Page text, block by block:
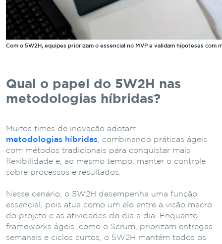
Com o 5W2H, equipes priorizam o essencial no MVP e validam hipóteses com
Qual o papel do 5W2H nas
metodologias híbridas?
Muitos times de inovação adotam
metodologias híbridas , combinando práticas ágeis
com métodos tradicionais para conquistar mais
flexibilidade e, ao mesmo tempo, manter o controle
sobre processos e resultados.
Nesse cenário, o 5W2H desempenha uma função
essencial, pois atua como um elo entre a visão macro
do projeto e as atividades do dia a dia. Enquanto
frameworks ágeis, como o Scrum, priorizam entregas
semanais e ciclos curtos, o 5W2H mantém todos os